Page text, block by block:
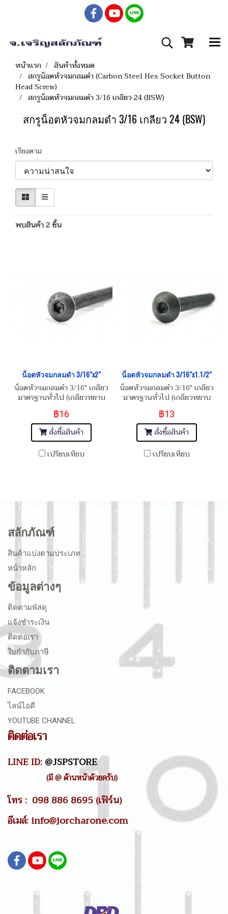
หน้าแรก
สินค้าทั้งหมด
สกรูน็อตหัวจมกลมดำ (Carbon Steel Hex Socket Button
Head Screw)
สกรูน็อตหัวจมกลมดำ 3/16 เกลียว 24 (BSW)
สกรูน็อตหัวจมกลมดำ 3/16 เกลียว 24 (BSW)
เรียงตาม
พบสินค้า 2 ชิ้น
น็อตหัวจมกลมดำ 3/16"x2"
น็อตหัวจมกลมดำ 3/16" เกลียว
มาตรฐานทั่วไป (เกลียวหยาบ
BSW) Carbon Steel Hex
Socket Button Head Screw
3/16" BSW
฿16
สั่งซื้อสินค้า
เปรียบเทียบ
น็อตหัวจมกลมดำ 3/16"x1.1/2"
น็อตหัวจมกลมดำ 3/16" เกลียว
มาตรฐานทั่วไป (เกลียวหยาบ
BSW) Carbon Steel Hex
Socket Button Head Screw
3/16" BSW
฿13
สั่งซื้อสินค้า
เปรียบเทียบ
สลักภัณฑ์
สินค้าแบ่งตามประเภท
หน้าหลัก
ข้อมูลต่างๆ
ติดตามพัสดุ
แจ้งชำระเงิน
ติดต่อเรา
ใบกำกับภาษี
ติดตามเรา
FACEBOOK
ไลน์ไอดี
YOUTUBE CHANNEL
ติดต่อเรา
LINE ID:@JSPSTORE
(มี @ ด้านหน้าด้วยครับ)
โทร : 098 886 8695 (เฟิร์น)
อีเมล์: info@jorcharone.com